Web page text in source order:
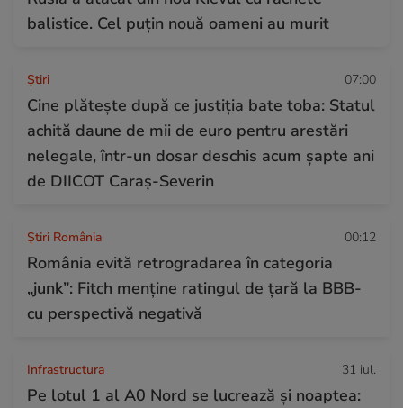
balistice. Cel puțin nouă oameni au murit
Ştiri 07:00
Cine plătește după ce justiția bate toba: Statul
achită daune de mii de euro pentru arestări
nelegale, într-un dosar deschis acum șapte ani
de DIICOT Caraș-Severin
Știri România 00:12
România evită retrogradarea în categoria
„junk”: Fitch menține ratingul de țară la BBB-
cu perspectivă negativă
Infrastructura 31 iul.
Pe lotul 1 al A0 Nord se lucrează și noaptea: